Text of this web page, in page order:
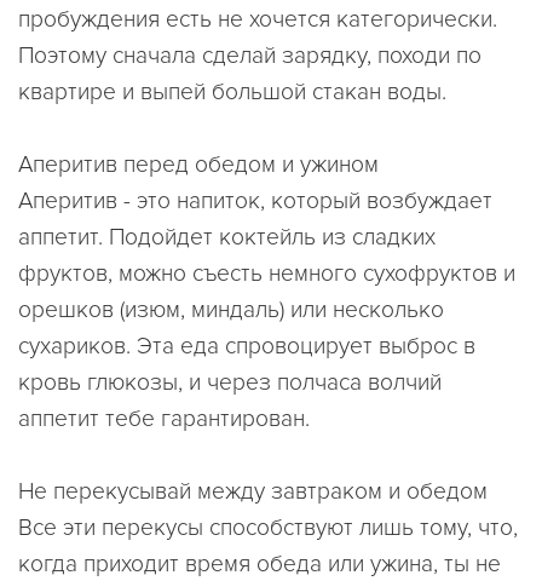
пробуждения есть не хочется категорически.
Поэтому сначала сделай зарядку, походи по
квартире и выпей большой стакан воды.
Аперитив перед обедом и ужином
Аперитив - это напиток, который возбуждает
аппетит. Подойдет коктейль из сладких
фруктов, можно съесть немного сухофруктов и
орешков (изюм, миндаль) или несколько
сухариков. Эта еда спровоцирует выброс в
кровь глюкозы, и через полчаса волчий
аппетит тебе гарантирован.
Не перекусывай между завтраком и обедом
Все эти перекусы способствуют лишь тому, что,
когда приходит время обеда или ужина, ты не